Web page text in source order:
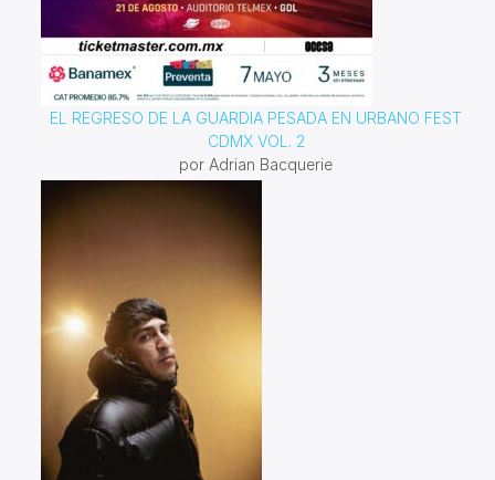
EL REGRESO DE LA GUARDIA PESADA EN URBANO FEST
CDMX VOL. 2
por Adrian Bacquerie